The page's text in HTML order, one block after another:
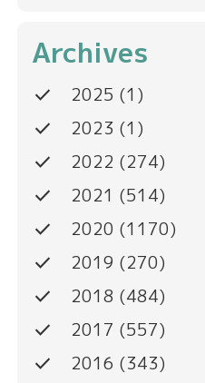
Archives
done 2025 (1)
done 2023 (1)
done 2022 (274)
done 2021 (514)
done 2020 (1170)
done 2019 (270)
done 2018 (484)
done 2017 (557)
done 2016 (343)